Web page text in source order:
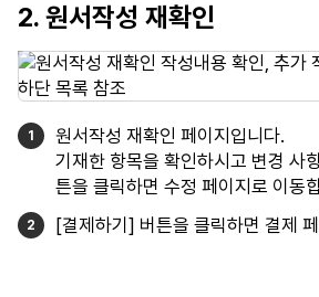
2. 원서작성 재확인
원서작성 재확인 페이지입니다.
기재한 항목을 확인하시고 변경 사
튼을 클릭하면 수정 페이지로 이동
[결제하기] 버튼을 클릭하면 결제